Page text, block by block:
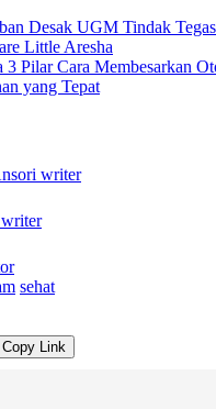
Desak UGM Tindak
Little Aresha
3 Pilar Cara Membesarkan
yang Tepat
writer
writer
sehat
Copy Link